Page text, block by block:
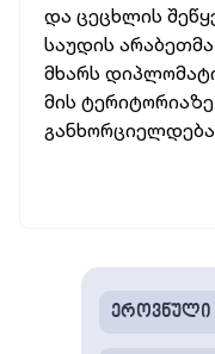
და ცეცხლის
საუდის
მხარს
მის